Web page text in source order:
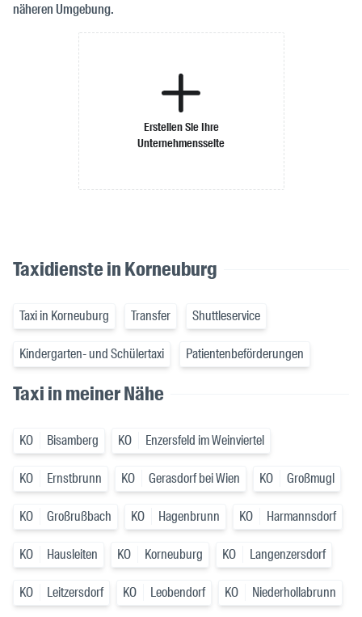
näheren Umgebung.
Erstellen Sie Ihre
Unternehmensseite
Taxidienste in Korneuburg
Taxi in Korneuburg Transfer Shuttleservice
Kindergarten- und Schülertaxi Patientenbeförderungen
Taxi in meiner Nähe
KO Bisamberg KO Enzersfeld im Weinviertel
KO Ernstbrunn KO Gerasdorf bei Wien KO Großmugl
KO Großrußbach KO Hagenbrunn KO Harmannsdorf
KO Hausleiten KO Korneuburg KO Langenzersdorf
KO Leitzersdorf KO Leobendorf KO Niederhollabrunn